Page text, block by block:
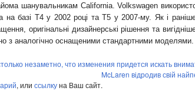
шанувальникам California. Volkswagen
на базі T4 у 2002 році та T5 у 2007-му. Як і
оригінальні дизайнерські рішення та
з аналогічно оснащеними стандартними моделями.
незаметно, что изменения придется искать
McLaren відродив свій
, или ссылкуна Ваш сайт.